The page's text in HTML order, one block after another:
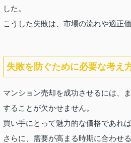
した。
こうした失敗は、市場の流れや適正
失敗を防ぐために必要な考え
マンション売却を成功させるには、
することが欠かせません。
買い手にとって魅力的な価格であれ
さらに、需要が高まる時期に合わせ